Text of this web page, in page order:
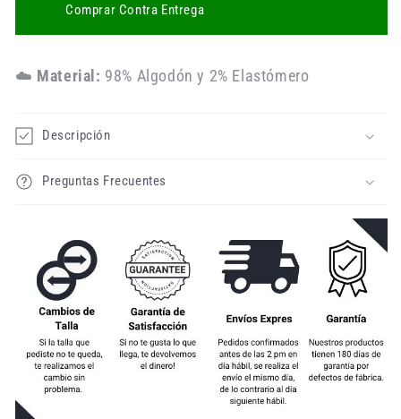
Comprar Contra Entrega
☁️ Material: 98% Algodón y 2% Elastómero
Descripción
Preguntas Frecuentes